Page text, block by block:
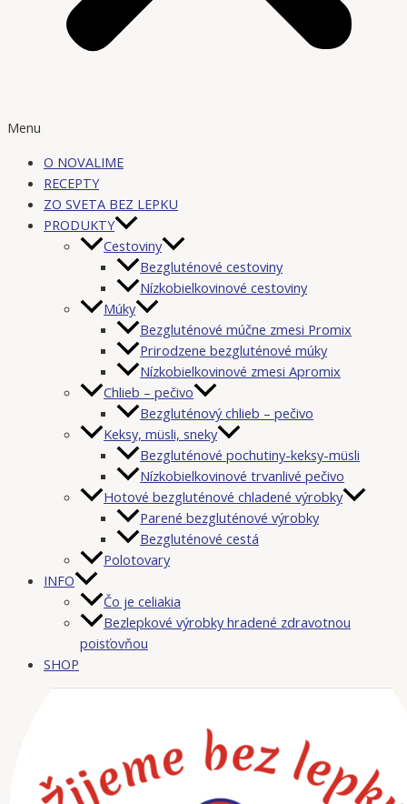
Menu
O NOVALIME
RECEPTY
ZO SVETA BEZ LEPKU
PRODUKTY
Cestoviny
Bezgluténové cestoviny
Nízkobielkovinové cestoviny
Múky
Bezgluténové múčne zmesi Promix
Prirodzene bezgluténové múky
Nízkobielkovinové zmesi Apromix
Chlieb – pečivo
Bezgluténový chlieb – pečivo
Keksy, müsli, sneky
Bezgluténové pochutiny-keksy-müsli
Nízkobielkovinové trvanlivé pečivo
Hotové bezgluténové chladené výrobky
Parené bezgluténové výrobky
Bezgluténové cestá
Polotovary
INFO
Čo je celiakia
Bezlepkové výrobky hradené zdravotnou
poisťovňou
SHOP